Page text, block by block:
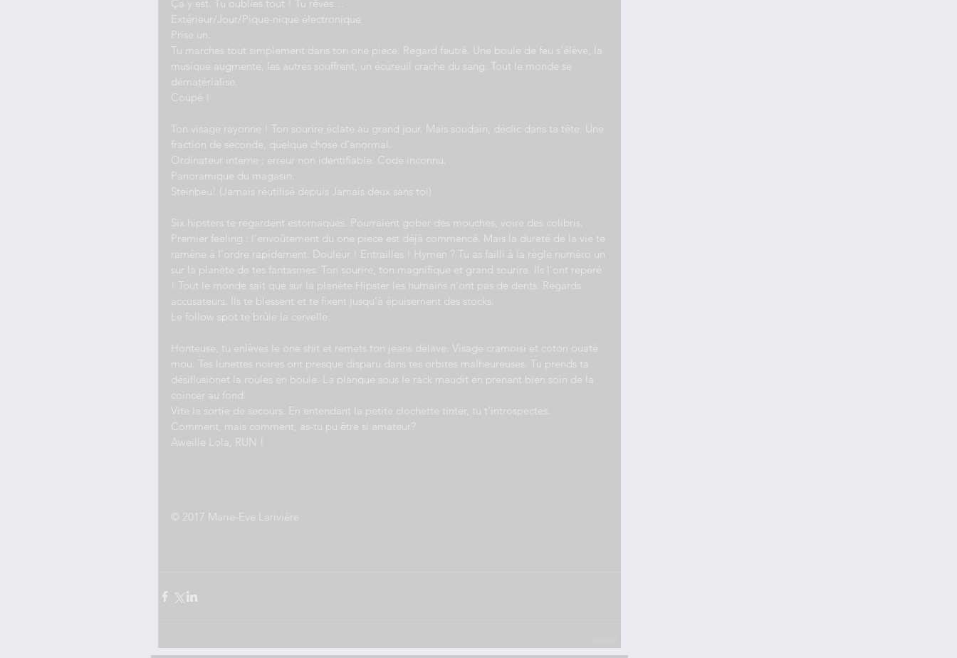
Ça y est. Tu oublies tout ! Tu rêves…
Extérieur/Jour/Pique-nique électronique
Prise un.
Tu marches tout simplement dans ton one piece. Regard feutré. Une boule de feu s’élève, la
musique augmente, les autres souffrent, un écureuil crache du sang. Tout le monde se
dématérialise.
Coupé !
Ton visage rayonne ! Ton sourire éclate au grand jour. Mais soudain, déclic dans ta tête. Une
fraction de seconde, quelque chose d’anormal.
Ordinateur interne : erreur non identifiable. Code inconnu.
Panoramique du magasin.
Steinbeu! (Jamais réutilisé depuis Jamais deux sans toi)
Six hipsters te regardent estomaqués. Pourraient gober des mouches, voire des colibris.
Premier feeling : l’envoûtement du one piece est déjà commencé. Mais la dureté de la vie te
ramène à l’ordre rapidement. Douleur ! Entrailles ! Hymen ? Tu as failli à la règle numéro un
sur la planète de tes fantasmes. Ton sourire, ton magnifique et grand sourire. Ils l’ont repéré
! Tout le monde sait que sur la planète Hipster les humains n’ont pas de dents. Regards
accusateurs. Ils te blessent et te fixent jusqu’à épuisement des stocks.
Le follow spot te brûle la cervelle.
Honteuse, tu enlèves le one shit et remets ton jeans délavé. Visage cramoisi et coton ouaté
mou. Tes lunettes noires ont presque disparu dans tes orbites malheureuses. Tu prends ta
désillusionet la roules en boule. La planque sous le rack maudit en prenant bien soin de la
coincer au fond.
Vite la sortie de secours. En entendant la petite clochette tinter, tu t’introspectes.
Comment, mais comment, as-tu pu être si amateur?
Aweille Lola, RUN !
© 2017 Marie-Eve Larivière